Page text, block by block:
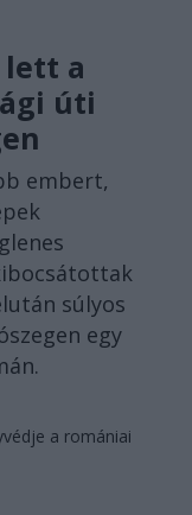
lett a
úti
embert,
súlyos
egy